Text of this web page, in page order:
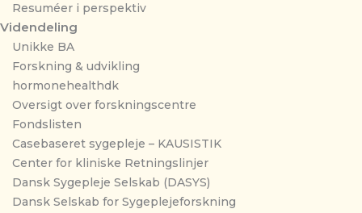
Resuméer i perspektiv
Videndeling
Unikke BA
Forskning & udvikling
hormonehealthdk
Oversigt over forskningscentre
Fondslisten
Casebaseret sygepleje – KAUSISTIK
Center for kliniske Retningslinjer
Dansk Sygepleje Selskab (DASYS)
Dansk Selskab for Sygeplejeforskning